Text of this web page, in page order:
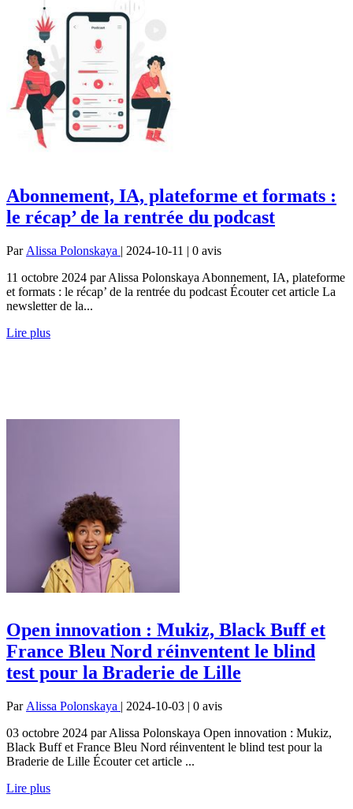
Abonnement, IA, plateforme et formats :
le récap’ de la rentrée du podcast
Par Alissa Polonskaya | 2024-10-11 | 0 avis
11 octobre 2024 par Alissa Polonskaya Abonnement, IA, plateforme
et formats : le récap’ de la rentrée du podcast Écouter cet article La
newsletter de la...
Lire plus
Open innovation : Mukiz, Black Buff et
France Bleu Nord réinventent le blind
test pour la Braderie de Lille
Par Alissa Polonskaya | 2024-10-03 | 0 avis
03 octobre 2024 par Alissa Polonskaya Open innovation : Mukiz,
Black Buff et France Bleu Nord réinventent le blind test pour la
Braderie de Lille Écouter cet article ...
Lire plus